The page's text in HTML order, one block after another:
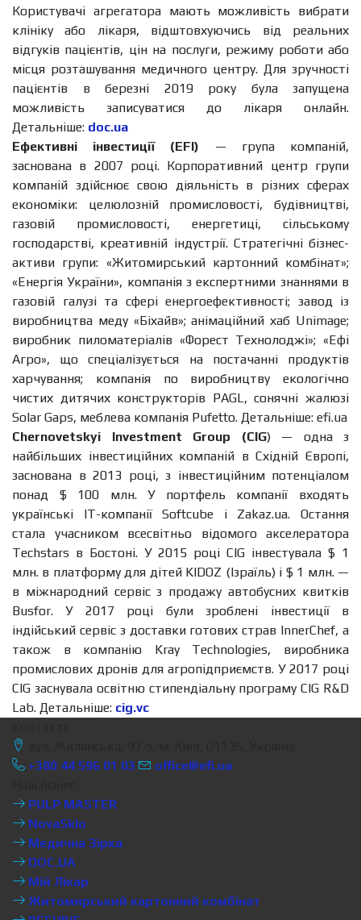
Користувачі агрегатора мають можливість вибрати
клініку або лікаря, відштовхуючись від реальних
відгуків пацієнтів, цін на послуги, режиму роботи або
місця розташування медичного центру. Для зручності
пацієнтів в березні 2019 року була запущена
можливість записуватися до лікаря онлайн.
Детальніше: doc.ua
Ефективні інвестиції (EFI) — група компаній,
заснована в 2007 році. Корпоративний центр групи
компаній здійснює свою діяльність в різних сферах
економіки: целюлозній промисловості, будівництві,
газовій промисловості, енергетиці, сільському
господарстві, креативній індустрії. Стратегічні бізнес-
активи групи: «Житомирський картонний комбінат»;
«Енергія України», компанія з експертними знаннями в
газовій галузі та сфері енергоефективності; завод із
виробництва меду «Біхайв»; анімаційний хаб Unimage;
виробник пиломатеріалів «Форест Технолоджі»; «Ефі
Агро», що спеціалізується на постачанні продуктів
харчування; компанія по виробництву екологічно
чистих дитячих конструкторів PAGL, сонячні жалюзі
Solar Gaps, меблева компанія Pufetto. Детальніше: efi.ua
Chernovetskyi Investment Group (CIG) — одна з
найбільших інвестиційних компаній в Східній Європі,
заснована в 2013 році, з інвестиційним потенціалом
понад $ 100 млн. У портфель компанії входять
українські ІТ-компанії Softcube і Zakaz.ua. Остання
стала учасником всесвітньо відомого акселератора
Techstars в Бостоні. У 2015 році CIG інвестувала $ 1
млн. в платформу для дітей KIDOZ (Ізраїль) і $ 1 млн. —
в міжнародний сервіс з продажу автобусних квитків
Busfor. У 2017 році були зроблені інвестиції в
індійський сервіс з доставки готових страв InnerChef, а
також в компанію Kray Technologies, виробника
промислових дронів для агропідприємств. У 2017 році
CIG заснувала освітню стипендіальну програму CIG R&D
Lab. Детальніше: cig.vc
+380 44 596 01 03
office@efi.ua
PULP MASTER
NovaSklo
Медична Зірка
DOC.UA
Мій Лікар
Житомирський картонний комбінат